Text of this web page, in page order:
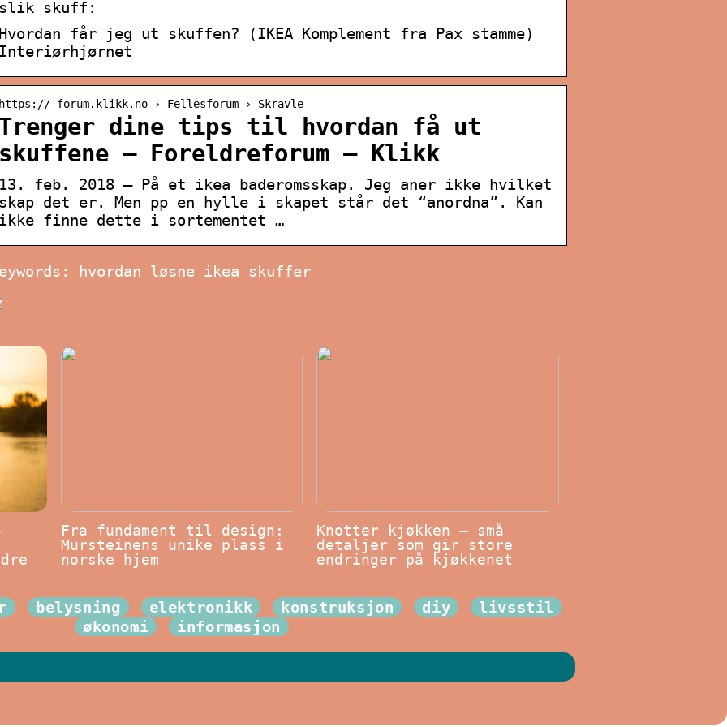
skuff:
får jeg ut skuffen? (IKEA Komplement fra Pax stamme)
forum.klikk.no › Fellesforum › Skravle
dine tips til hvordan få ut
– Foreldreforum – Klikk
feb. 2018 — På et ikea baderomsskap. Jeg aner ikke hvilket
det er. Men pp en hylle i skapet står det “anordna”. Kan
finne dette i sortementet …
hvordan løsne ikea skuffer
Fra fundament til design:
Mursteinens unike plass i
norske hjem
Knotter kjøkken – små
detaljer som gir store
endringer på kjøkkenet
belysning elektronikk konstruksjon diy
livsstil
økonomi
informasjon